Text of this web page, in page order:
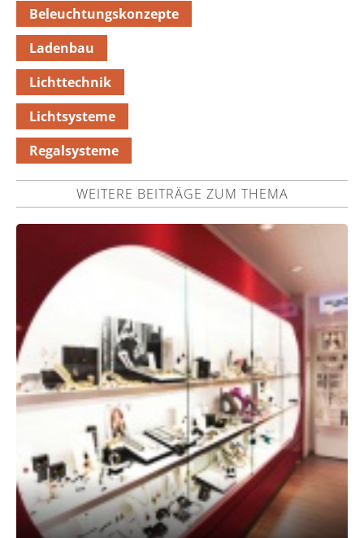
Beleuchtungskonzepte
Ladenbau
Lichttechnik
Lichtsysteme
Regalsysteme
WEITERE BEITRÄGE ZUM THEMA